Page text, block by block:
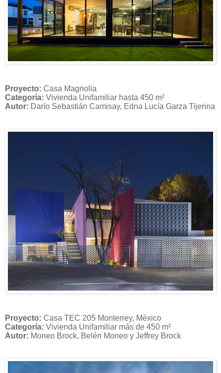
Proyecto: Casa Magnolia
Categoría: Vivienda Unifamiliar hasta 450 m²
Autor: Darío Sebastián Camisay, Edna Lucía Garza Tijerina
Proyecto: Casa TEC 205 Monterrey, México
Categoría: Vivienda Unifamiliar más de 450 m²
Autor: Moneo Brock, Belén Moneo y Jeffrey Brock